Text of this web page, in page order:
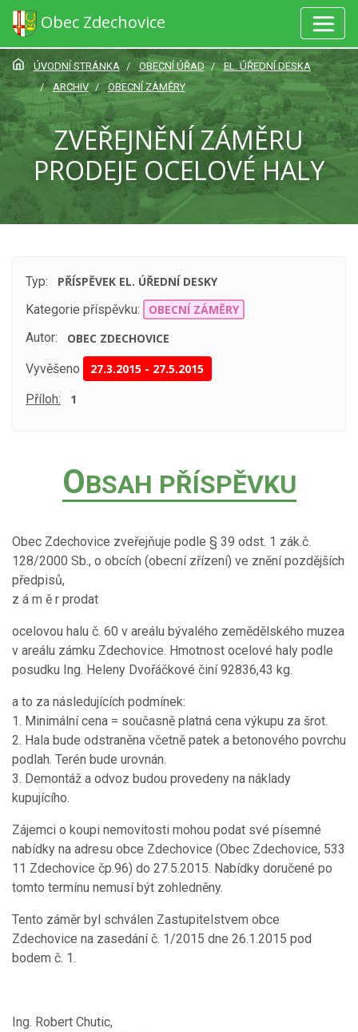
Obec Zdechovice
ÚVODNÍ STRÁNKA OBECNÍ ÚŘAD
EL. ÚŘEDNÍ DESKA
ARCHIV
OBECNÍ ZÁMĚRY
ZVEŘEJNĚNÍ ZÁMĚRU
PRODEJE OCELOVÉ HALY
Typ:
PŘÍSPĚVEK EL. ÚŘEDNÍ DESKY
Kategorie příspěvku:
OBECNÍ ZÁMĚRY
Autor:
OBEC ZDECHOVICE
Vyvěšeno 27.3.2015 - 27.5.2015
Příloh: 1
OBSAH PŘÍSPĚVKU
Obec Zdechovice zveřejňuje podle § 39 odst. 1 zák.č.
128/2000 Sb., o obcích (obecní zřízení) ve znění pozdějších
předpisů,
z á m ě r prodat
ocelovou halu č. 60 v areálu bývalého zemědělského muzea
v areálu zámku Zdechovice. Hmotnost ocelové haly podle
posudku Ing. Heleny Dvořáčkové činí 92836,43 kg.
a to za následujících podmínek:
1. Minimální cena = současně platná cena výkupu za šrot.
2. Hala bude odstraněna včetně patek a betonového povrchu
podlah. Terén bude urovnán.
3. Demontáž a odvoz budou provedeny na náklady
kupujícího.
Zájemci o koupi nemovitosti mohou podat své písemné
nabídky na adresu obce Zdechovice (Obec Zdechovice, 533
11 Zdechovice čp.96) do 27.5.2015. Nabídky doručené po
tomto termínu nemusí být zohledněny.
Tento záměr byl schválen Zastupitelstvem obce
Zdechovice na zasedání č. 1/2015 dne 26.1.2015 pod
bodem č. 1.
Ing. Robert Chutic,